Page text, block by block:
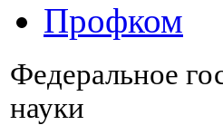
Профком
Федеральное
науки